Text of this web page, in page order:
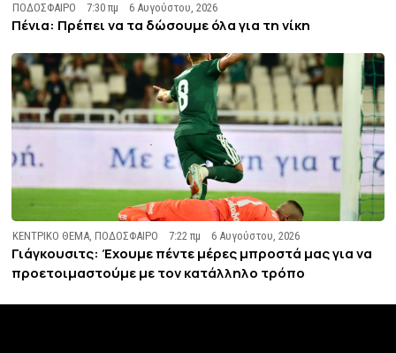
ΠΟΔΟΣΦΑΙΡΟ 7:30 πμ 6 Αυγούστου, 2026
Πένια: Πρέπει να τα δώσουμε όλα για τη νίκη
ΚΕΝΤΡΙΚΟ ΘΕΜΑ,ΠΟΔΟΣΦΑΙΡΟ 7:22 πμ 6 Αυγούστου, 2026
Γιάγκουσιτς: Έχουμε πέντε μέρες μπροστά μας για να
προετοιμαστούμε με τον κατάλληλο τρόπο